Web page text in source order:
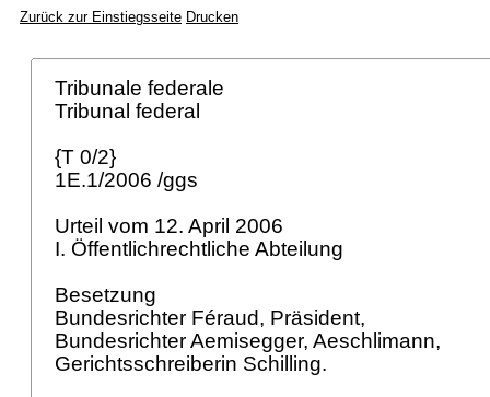
Zurück zur Einstiegsseite Drucken
Tribunale federale
Tribunal federal
{T 0/2}
1E.1/2006 /ggs
Urteil vom 12. April 2006
I. Öffentlichrechtliche Abteilung
Besetzung
Bundesrichter Féraud, Präsident,
Bundesrichter Aemisegger, Aeschlimann,
Gerichtsschreiberin Schilling.